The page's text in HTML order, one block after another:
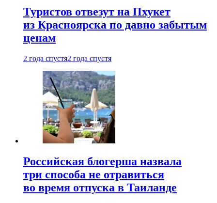
Туристов отвезут на Пхукет
из Красноярска по давно забытым
ценам
2 года спустя2 года спустя
Российская блогерша назвала
три способа не отравиться
во время отпуска в Таиланде